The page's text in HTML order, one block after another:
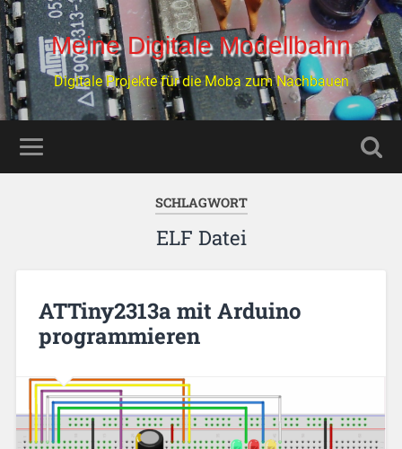
Meine Digitale Modellbahn
Digitale Projekte für die Moba zum Nachbauen
SCHLAGWORT
ELF Datei
ATTiny2313a mit Arduino
programmieren